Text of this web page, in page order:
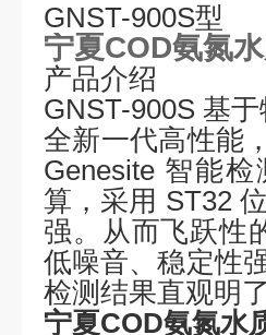
GNST-900S型
宁夏COD氨氮
产品介绍
GNST-900S 基
全新一代高性能
Genesite 智能
算，采用 ST32
强。从而飞跃性
低噪音、稳定性
检测结果直观明
宁夏COD氨氮水